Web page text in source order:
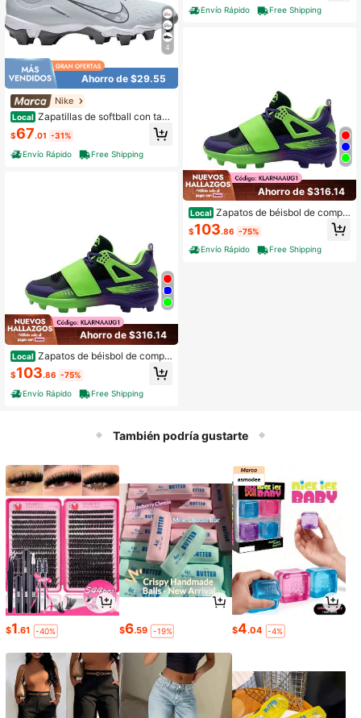
4
Ahorro de $29.55
Nike
Local Zapatillas de softball con tac
os Hyperdiamond 4 Keystone para
mujer de Nike | Zapatos de béisbol
para hombre
$67.01 -31%
Envío Rápido
Free Shipping
Ahorro de $316.14
Local Zapatos de béisbol de compe
tición Whirlwind de caña baja con
malla para ventilación, comodidad
y entrenamiento profesional
$103.86 -75%
Envío Rápido
Free Shipping
Envío Rápido
Free Shipping
Ahorro de $316.14
Local Zapatos de béisbol de compe
tición de caña baja Whirlwind con
malla para ventilación, comodidad
y entrenamiento profesional
$103.86 -75%
Envío Rápido
Free Shipping
También podría gustarte
$1.61 -40% $6.59 -19% $4.04 -4%